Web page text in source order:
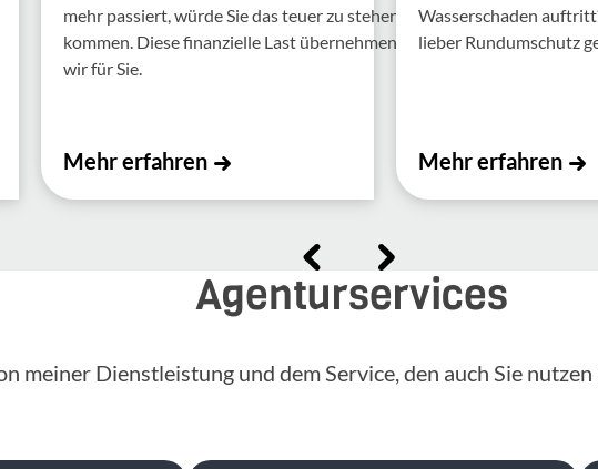
mehr passiert, würde Sie das teuer zu stehen
kommen. Diese finan­zi­elle Last über­nehmen
wir für Sie.
Mehr erfahren
Wasserschaden
lieber Rundumschutz
Mehr erfahren
Agenturservices
meiner Dienstleistung und dem Service, den auch Sie nutzen